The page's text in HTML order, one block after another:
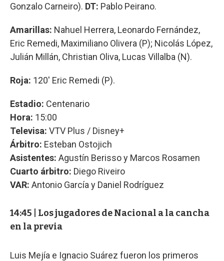
Gonzalo Carneiro). DT: Pablo Peirano.
Amarillas: Nahuel Herrera, Leonardo Fernández,
Eric Remedi, Maximiliano Olivera (P); Nicolás López,
Julián Millán, Christian Oliva, Lucas Villalba (N).
Roja: 120' Eric Remedi (P).
Estadio: Centenario
Hora: 15:00
Televisa: VTV Plus / Disney+
Árbitro: Esteban Ostojich
Asistentes: Agustín Berisso y Marcos Rosamen
Cuarto árbitro: Diego Riveiro
VAR: Antonio García y Daniel Rodríguez
14:45 | Los jugadores de Nacional a la cancha
en la previa
Luis Mejía e Ignacio Suárez fueron los primeros